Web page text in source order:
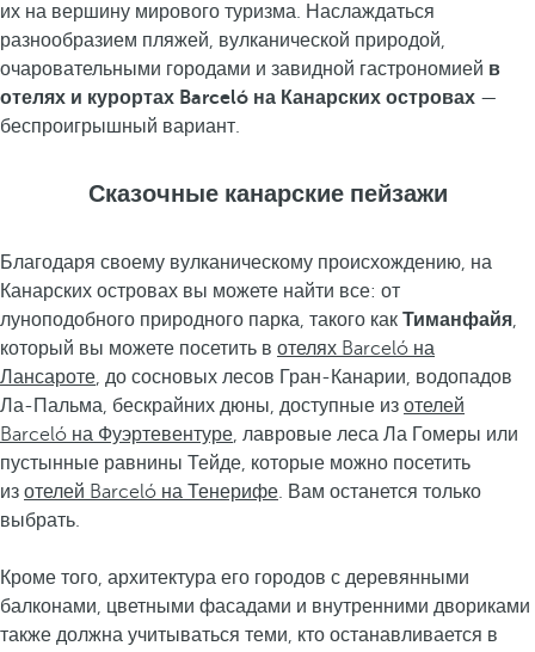
их на вершину мирового туризма. Наслаждаться
разнообразием пляжей, вулканической природой,
очаровательными городами и завидной гастрономией в
отелях и курортах Barceló на Канарских островах —
беспроигрышный вариант.
Сказочные канарские пейзажи
Благодаря своему вулканическому происхождению, на
Канарских островах вы можете найти все: от
луноподобного природного парка, такого как Тиманфайя,
который вы можете посетить в отелях Barceló на
Лансароте, до сосновых лесов Гран-Канарии, водопадов
Ла-Пальма, бескрайних дюны, доступные из отелей
Barceló на Фуэртевентуре, лавровые леса Ла Гомеры или
пустынные равнины Тейде, которые можно посетить
из отелей Barceló на Тенерифе. Вам останется только
выбрать.
Кроме того, архитектура его городов с деревянными
балконами, цветными фасадами и внутренними двориками
также должна учитываться теми, кто останавливается в